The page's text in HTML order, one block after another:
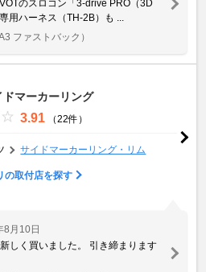
のスロコン「3-drive PRO（3D
用ハーネス（TH-2B）も ...
ファストバック）
ドマーカーリング
3.91 （22件）
サイドマーカーリング・リム
の取付店を探す
8月10日
しく買いました。 引き締まります